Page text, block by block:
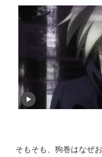
そもそも、狗巻はなぜ